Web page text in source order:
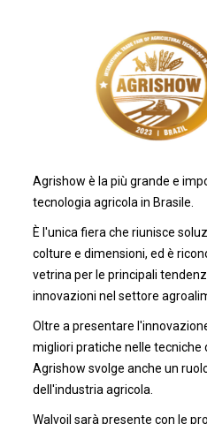
Agrishow è la più grande e
tecnologia agricola in Brasile.
È l'unica fiera che riunisce
colture e dimensioni, ed è
vetrina per le principali
innovazioni nel settore
Oltre a presentare
migliori pratiche nelle tecniche
Agrishow svolge anche un
dell'industria agricola.
Walvoil sarà presente con le